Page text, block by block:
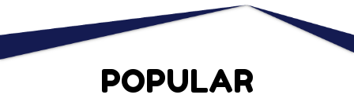
POPULAR